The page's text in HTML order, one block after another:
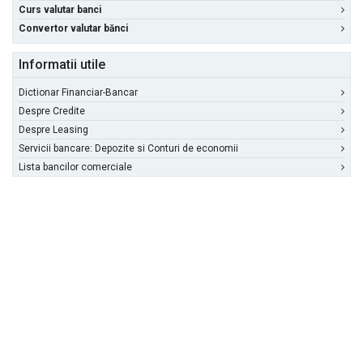
Curs valutar banci
Convertor valutar bănci
Informatii utile
Dictionar Financiar-Bancar
Despre Credite
Despre Leasing
Servicii bancare: Depozite si Conturi de economii
Lista bancilor comerciale